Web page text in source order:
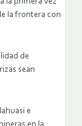
la frontera con
de
sean
e